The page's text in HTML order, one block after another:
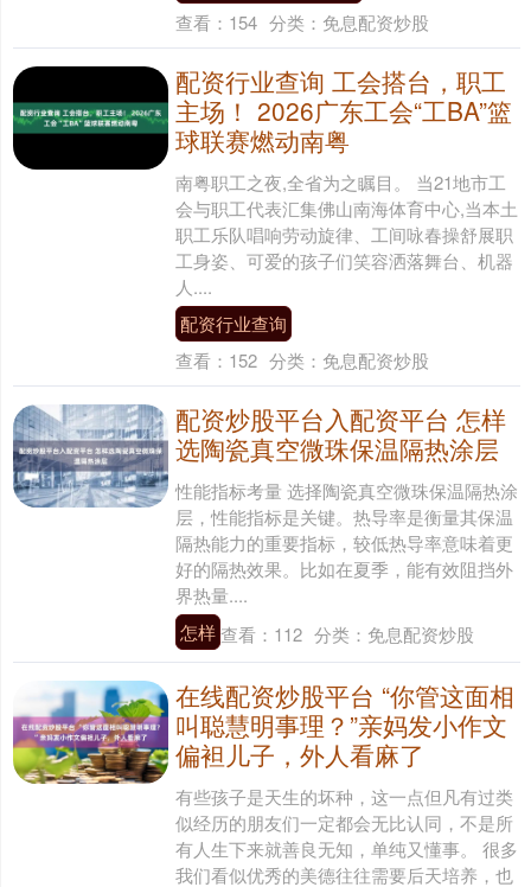
查看： 154 分类： 免息配资炒股
配资行业查询 工会搭台，职工
主场！ 2026广东工会“工BA”篮
球联赛燃动南粤
南粤职工之夜,全省为之瞩目。 当21地市工
会与职工代表汇集佛山南海体育中心,当本土
职工乐队唱响劳动旋律、工间咏春操舒展职
工身姿、可爱的孩子们笑容洒落舞台、机器
人....
配资行业查询
查看： 152 分类： 免息配资炒股
配资炒股平台入配资平台 怎样
选陶瓷真空微珠保温隔热涂层
性能指标考量 选择陶瓷真空微珠保温隔热涂
层，性能指标是关键。热导率是衡量其保温
隔热能力的重要指标，较低热导率意味着更
好的隔热效果。比如在夏季，能有效阻挡外
界热量....
怎样查看： 112 分类： 免息配资炒股
在线配资炒股平台 “你管这面相
叫聪慧明事理？”亲妈发小作文
偏袒儿子，外人看麻了
有些孩子是天生的坏种，这一点但凡有过类
似经历的朋友们一定都会无比认同，不是所
有人生下来就善良无知，单纯又懂事。 很多
我们看似优秀的美德往往需要后天培养，也